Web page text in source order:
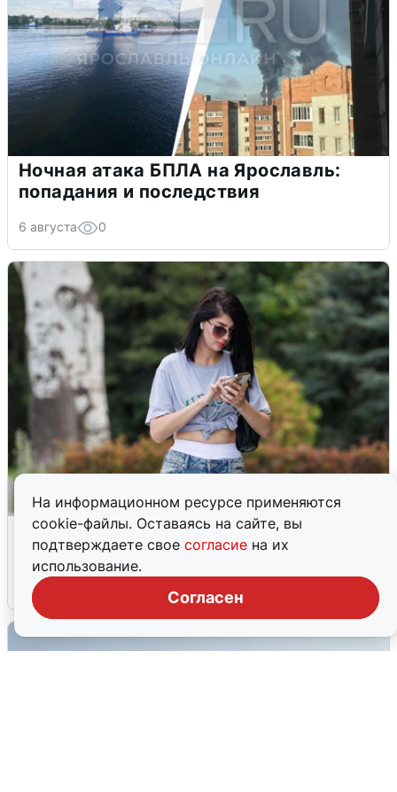
На информационном ресурсе применяются
cookie-файлы. Оставаясь на сайте, вы
подтверждаете свое согласие на их
использование.
Согласен
Ночная атака БПЛА на Ярославль:
попадания и последствия
6 августа 0
Волгоградцы остались без
мобильного интернета
6 августа